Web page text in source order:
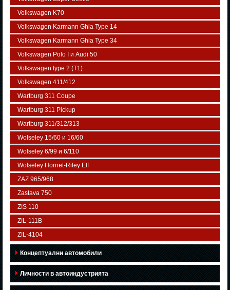
Volkswagen K70
Volkswagen Karmann Ghia Type 14
Volkswagen Karmann Ghia Type 34
Volkswagen Polo I и Audi 50
Volkswagen typе 2 (Т1)
Volkswagen 411/412
Wartburg 311 Coupe
Wartburg 311 Pickup
Wartburg 311/312/313
Wolseley 15/60 и 16/60
Wolseley 6/99 и 6/110
Wolseley Hornet-Riley Elf
ZAZ 965/968
Zastava 750
ZIS 110
ZIL-111В
ZIL-4104
Концептуални автомобили
Личности в автоиндустрията